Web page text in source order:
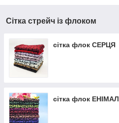
Сітка стрейч із флоком
сітка флок СЕРЦЯ
сітка флок ЕНІМАЛ